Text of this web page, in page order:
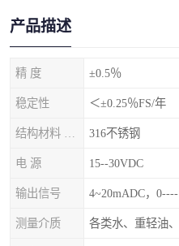
产品描述
精 度 ±0.5％
稳定性 ＜±0.25％FS/年
316不锈钢
电 源 15--30VDC
输出信号 4~20mADC，
测量介质 各类水、重轻油